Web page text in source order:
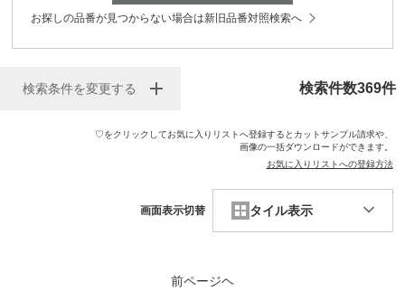
お探しの品番が見つからない場合は新旧品番対照検索へ
検索条件を変更する 検索件数369件
♡をクリックしてお気に入りリストへ登録するとカットサンプル請求や、
画像の一括ダウンロードができます。
お気に入りリストへの登録方法
画面表示切替 タイル表示
前ページヘ